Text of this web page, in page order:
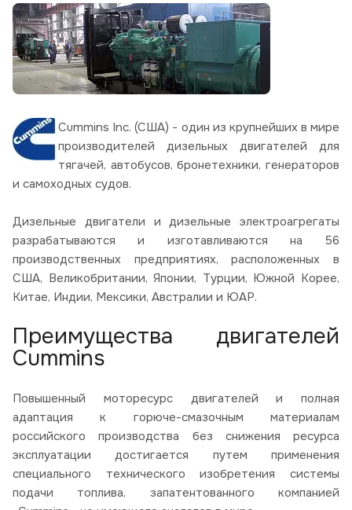
Cummins Inc. (США) - один из крупнейших в мире
производителей дизельных двигателей для
тягачей, автобусов, бронетехники, генераторов
и самоходных судов.
Дизельные двигатели и дизельные электроагрегаты
разрабатываются и изготавливаются на 56
производственных предприятиях, расположенных в
США, Великобритании, Японии, Турции, Южной Корее,
Китае, Индии, Мексики, Австралии и ЮАР.
Преимущества двигателей
Cummins
Повышенный моторесурс двигателей и полная
адаптация к горюче-смазочным материалам
российского производства без снижения ресурса
эксплуатации достигается путем применения
специального технического изобретения системы
подачи топлива, запатентованного компанией